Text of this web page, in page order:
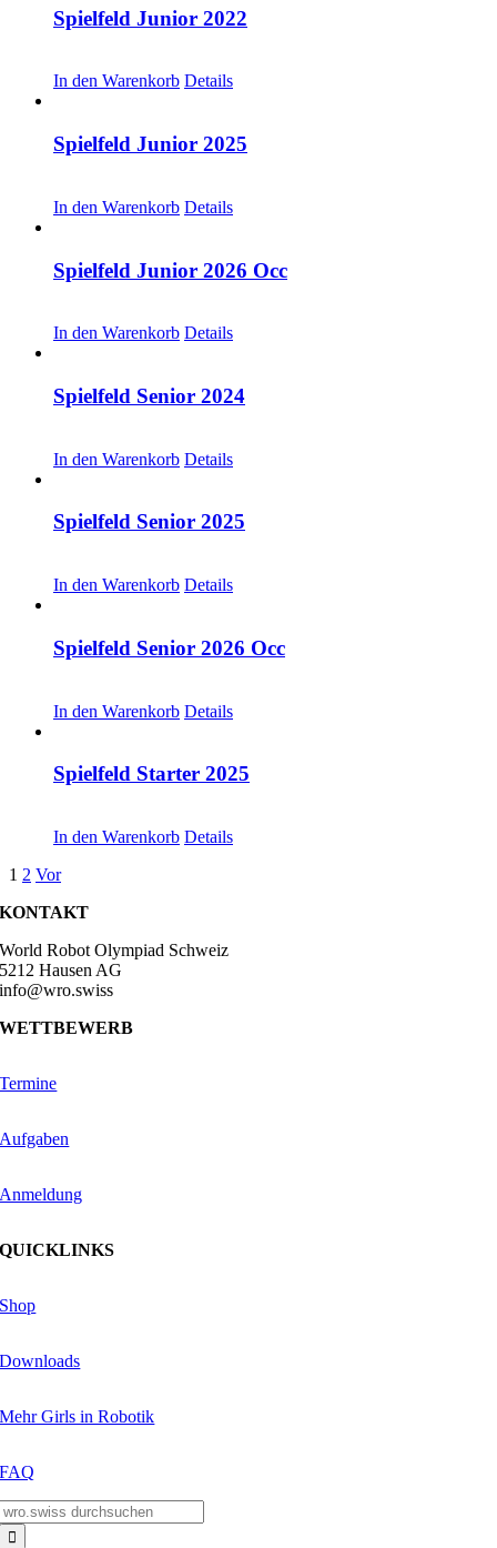
Spielfeld Junior 2022
In den Warenkorb Details
Spielfeld Junior 2025
In den Warenkorb Details
Spielfeld Junior 2026 Occ
In den Warenkorb Details
Spielfeld Senior 2024
In den Warenkorb Details
Spielfeld Senior 2025
In den Warenkorb Details
Spielfeld Senior 2026 Occ
In den Warenkorb Details
Spielfeld Starter 2025
In den Warenkorb Details
1 2 Vor
KONTAKT
World Robot Olympiad Schweiz
5212 Hausen AG
info@wro.swiss
WETTBEWERB
Termine
Aufgaben
Anmeldung
QUICKLINKS
Shop
Downloads
Mehr Girls in Robotik
FAQ